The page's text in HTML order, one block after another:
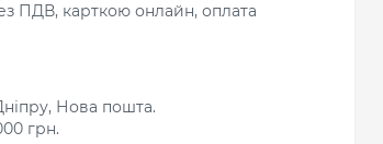
ПДВ, карткою онлайн, оплата
Нова пошта.
грн.